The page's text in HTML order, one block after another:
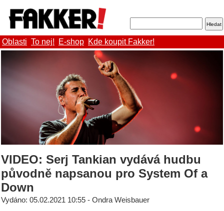
Oblasti To nej! E-shop Kde koupit Fakker!
VIDEO: Serj Tankian vydává hudbu
původně napsanou pro System Of a
Down
Vydáno: 05.02.2021 10:55 - Ondra Weisbauer